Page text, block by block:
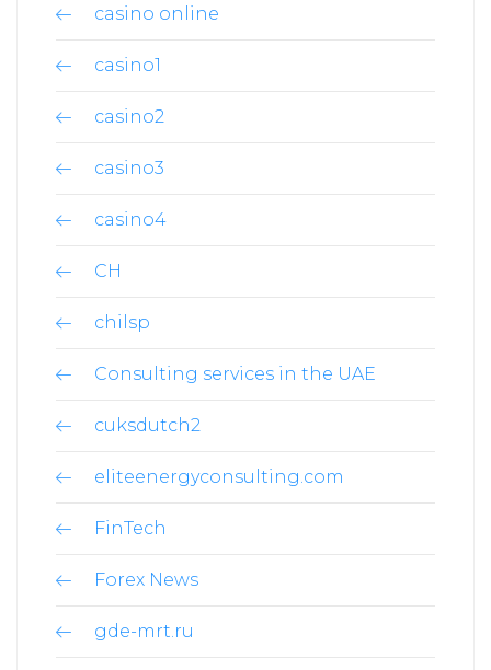
casino online
casino1
casino2
casino3
casino4
CH
chilsp
Consulting services in the UAE
cuksdutch2
eliteenergyconsulting.com
FinTech
Forex News
gde-mrt.ru